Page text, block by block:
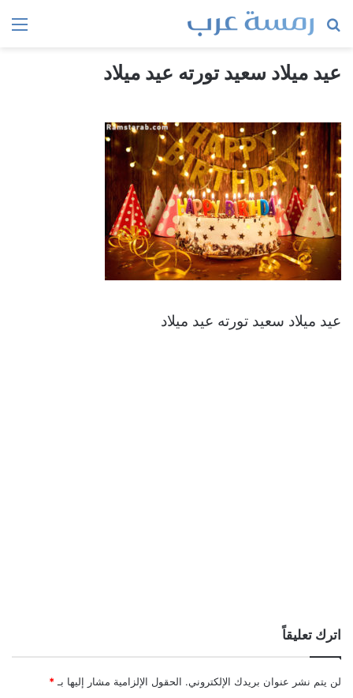
بحث
عيد ميلاد سعيد تورته عيد ميلاد
عيد ميلاد سعيد تورته عيد ميلاد
اترك تعليقاً
لن يتم نشر عنوان بريدك الإلكتروني. الحقول الإلزامية مشار إليها بـ *